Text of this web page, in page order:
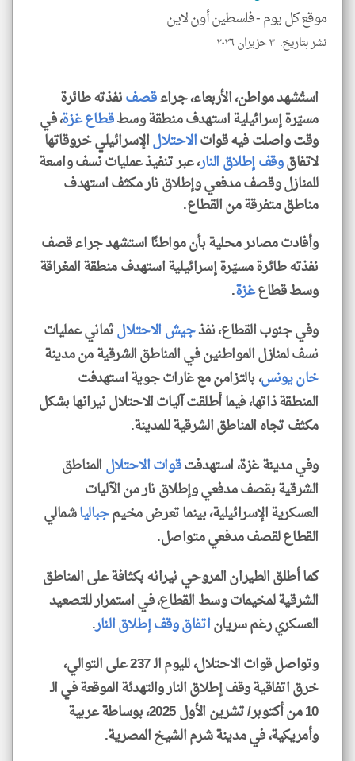
موقع كل يوم -فلسطين أون لاين
نشر بتاريخ: ٣ حزيران ٢٠٢٦
استُشهد مواطن، الأربعاء، جراءقصفنفذته طائرة
مسيّرة إسرائيلية استهدف منطقة وسطقطاع غزة، في
وقت واصلت فيه قواتالاحتلالالإسرائيلي خروقاتها
لاتفاقوقف إطلاق النار، عبر تنفيذ عمليات نسف واسعة
للمنازل وقصف مدفعي وإطلاق نار مكثف استهدف
مناطق متفرقة من القطاع.
وأفادت مصادر محلية بأن مواطنًا استشهد جراء قصف
نفذته طائرة مسيّرة إسرائيلية استهدف منطقة المغراقة
وسط قطاعغزة.
وفي جنوب القطاع، نفذجيش الاحتلالثماني عمليات
نسف لمنازل المواطنين في المناطق الشرقية من مدينة
خان يونس، بالتزامن مع غارات جوية استهدفت
المنطقة ذاتها، فيما أطلقت آليات الاحتلال نيرانها بشكل
مكثف تجاه المناطق الشرقية للمدينة.
وفي مدينة غزة، استهدفتقوات الاحتلالالمناطق
الشرقية بقصف مدفعي وإطلاق نار من الآليات
العسكرية الإسرائيلية، بينما تعرض مخيمجبالياشمالي
القطاع لقصف مدفعي متواصل.
كما أطلق الطيران المروحي نيرانه بكثافة على المناطق
الشرقية لمخيمات وسط القطاع، في استمرار للتصعيد
العسكري رغم سرياناتفاق وقف إطلاق النار.
وتواصل قوات الاحتلال، لليوم الـ 237 على التوالي،
خرق اتفاقية وقف إطلاق النار والتهدئة الموقعة في الـ
10 من أكتوبر/ تشرين الأول 2025، بوساطة عربية
وأمريكية، في مدينة شرم الشيخ المصرية.
klyoum.com